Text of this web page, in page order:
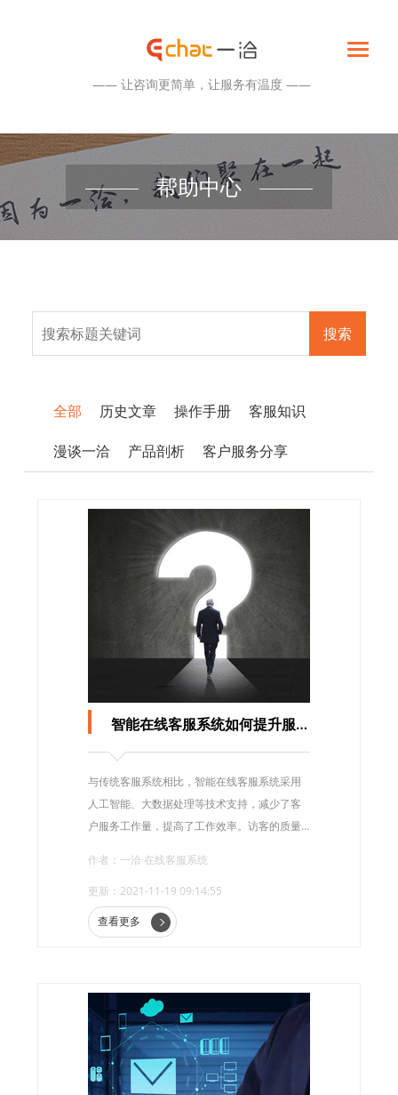
—— 让咨询更简单，让服务有温度 ——
帮助中心
搜索
全部 历史文章 操作手册 客服知识
漫谈一洽 产品剖析 客户服务分享
智能在线客服系统如何提升服务质量？
与传统客服系统相比，智能在线客服系统采用
人工智能、大数据处理等技术支持，减少了客
户服务工作量，提高了工作效率。访客的质量
解决率、人工坐席的数量是影响客户服务质量
的因素。那么，智能在线客服系统应该如何提
升服务质量呢?
作者：一洽·在线客服系统
更新：2021-11-19 09:14:55
查看更多